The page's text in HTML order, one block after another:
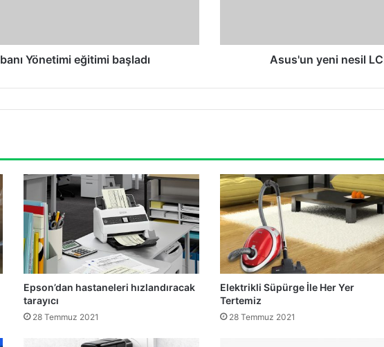
Yönetimi eğitimi başladı Asus'un yeni nesil
Epson’dan hastaneleri hızlandıracak
tarayıcı
28 Temmuz 2021
Elektrikli Süpürge İle Her Yer
Tertemiz
28 Temmuz 2021